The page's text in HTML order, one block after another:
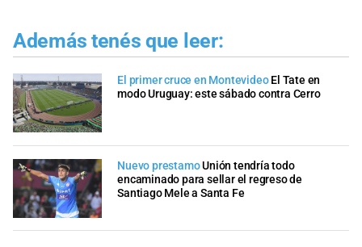
Además tenés que leer:
El primer cruce en Montevideo El Tate en
modo Uruguay: este sábado contra Cerro
Nuevo prestamoUnión tendría todo
encaminado para sellar el regreso de
Santiago Mele a Santa Fe